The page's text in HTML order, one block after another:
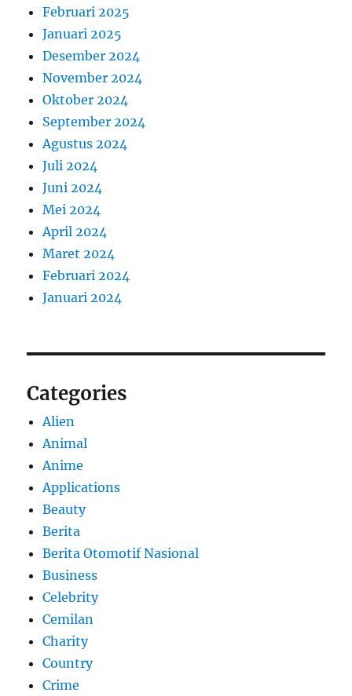
Februari 2025
Januari 2025
Desember 2024
November 2024
Oktober 2024
September 2024
Agustus 2024
Juli 2024
Juni 2024
Mei 2024
April 2024
Maret 2024
Februari 2024
Januari 2024
Categories
Alien
Animal
Anime
Applications
Beauty
Berita
Berita Otomotif Nasional
Business
Celebrity
Cemilan
Charity
Country
Crime